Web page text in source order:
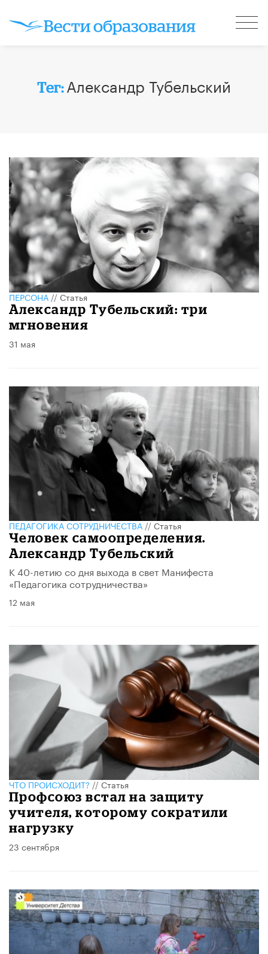
Тег: Александр Тубельский
ПЕРСОНА//Статья
Александр Тубельский: три
мгновения
31 мая
ПЕДАГОГИКА СОТРУДНИЧЕСТВА//Статья
Человек самоопределения.
Александр Тубельский
К 40-летию со дня выхода в свет Манифеста
«Педагогика сотрудничества»
12 мая
ЧТО ПРОИСХОДИТ?//Статья
Профсоюз встал на защиту
учителя, которому сократили
нагрузку
23 сентября